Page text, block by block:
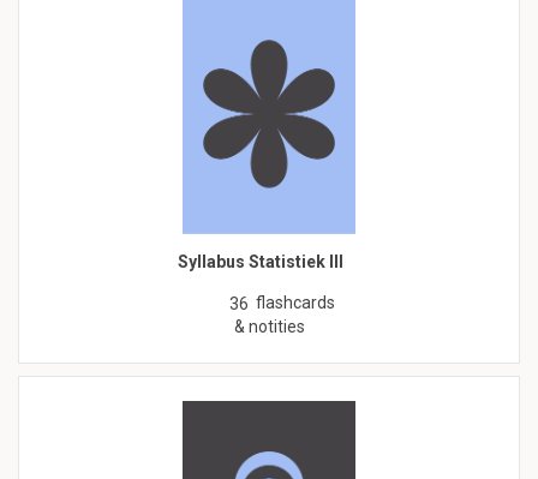
Syllabus Statistiek III
36 flashcards
& notities